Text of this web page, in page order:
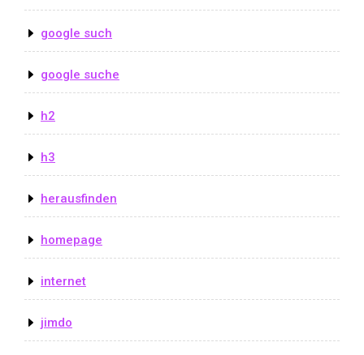
google such
google suche
h2
h3
herausfinden
homepage
internet
jimdo